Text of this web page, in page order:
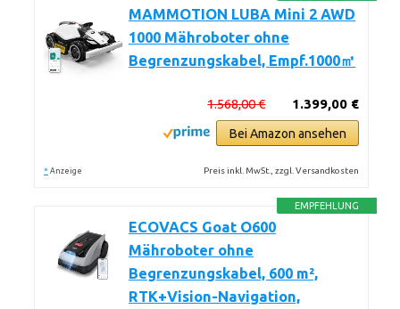
MAMMOTION LUBA Mini 2 AWD
1000 Mähroboter ohne
Begrenzungskabel, Empf.1000㎡
1.399,00 €
1.568,00 €
Bei Amazon ansehen
* Anzeige Preis inkl. MwSt., zzgl. Versandkosten
EMPFEHLUNG
ECOVACS Goat O600
Mähroboter ohne
Begrenzungskabel, 600 m²,
RTK+Vision-Navigation,